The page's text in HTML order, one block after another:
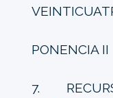
PONENCIA II
7.